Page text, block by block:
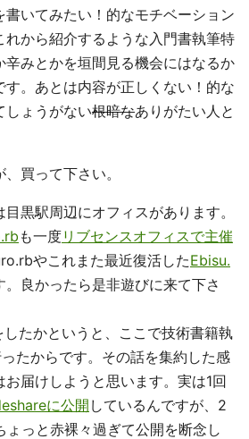
いてみたい！的なモチベーション
れから紹介するような入門書執筆特
辛みとかを垣間見る機会にはなるか
す。あとは内容が正しくない！的な
しょうがない根暗なありがたい人と
買って下さい。
黒駅周辺にオフィスがあります。
も一度リブセンスオフィスで主催
やこれまた最近復活したEbisu.
良かったら是非遊びに来て下さ
たかというと、ここで技術書籍執
たからです。その話を集約した感
お届けしようと思います。実は1回
に公開 しているんですが、2
ょっと赤裸々過ぎて公開を断念し